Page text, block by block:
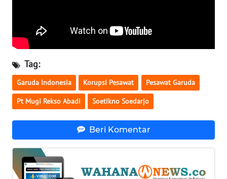
Tag:
Garuda Indonesia Korupsi Pesawat Pesawat Garuda
Pt Mugi Rekso Abadi Soetikno Soedarjo
Beri Komentar
WN
SULBAR
WN
BABEL
WN
SUMBAR
WN
SUMSEL